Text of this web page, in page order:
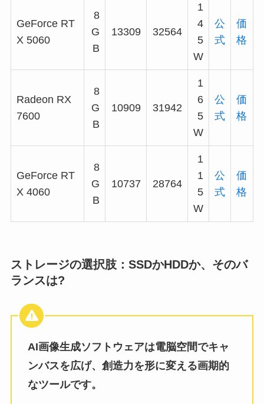
GeForce RT
X 5060
8
G
B
13309 32564
1
4
5
W
公
式
価
格
Radeon RX
7600
8
G
B
10909 31942
1
6
5
W
公
式
価
格
GeForce RT
X 4060
8
G
B
10737 28764
1
1
5
W
公
式
価
格
ストレージの選択肢：SSDかHDDか、そのバ
ランスは?
AI画像生成ソフトウェアは電脳空間でキャ
ンバスを広げ、創造力を形に変える画期的
なツールです。